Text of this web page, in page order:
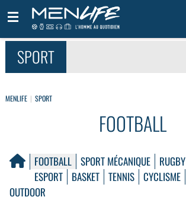
SPORT
MENLIFE SPORT
FOOTBALL
FOOTBALL SPORT MÉCANIQUE RUGBY
ESPORT
BASKET TENNIS CYCLISME
OUTDOOR